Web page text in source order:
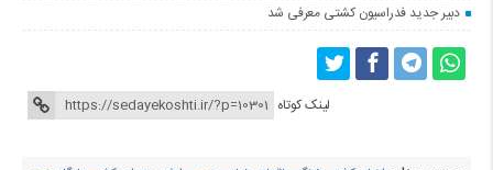
دبیر جدید فدراسیون کشتی معرفی شد
لینک کوتاه